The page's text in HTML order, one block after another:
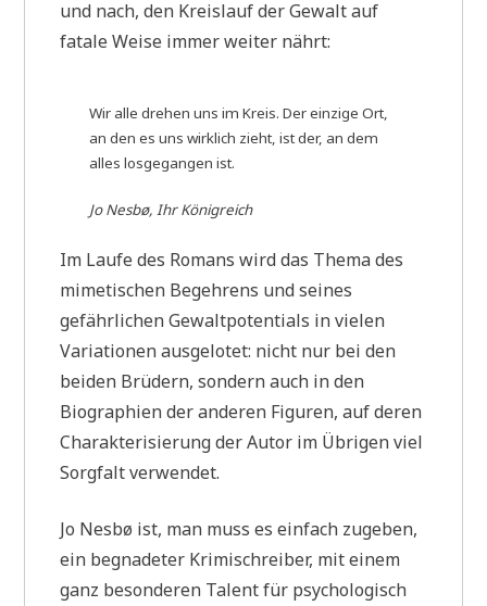
und nach, den Kreislauf der Gewalt auf
fatale Weise immer weiter nährt:
Wir alle drehen uns im Kreis. Der einzige Ort,
an den es uns wirklich zieht, ist der, an dem
alles losgegangen ist.
Jo Nesbø, Ihr Königreich
Im Laufe des Romans wird das Thema des
mimetischen Begehrens und seines
gefährlichen Gewaltpotentials in vielen
Variationen ausgelotet: nicht nur bei den
beiden Brüdern, sondern auch in den
Biographien der anderen Figuren, auf deren
Charakterisierung der Autor im Übrigen viel
Sorgfalt verwendet.
Jo Nesbø ist, man muss es einfach zugeben,
ein begnadeter Krimischreiber, mit einem
ganz besonderen Talent für psychologisch